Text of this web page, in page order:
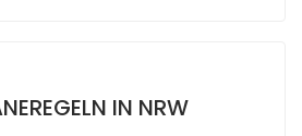
IN NRW